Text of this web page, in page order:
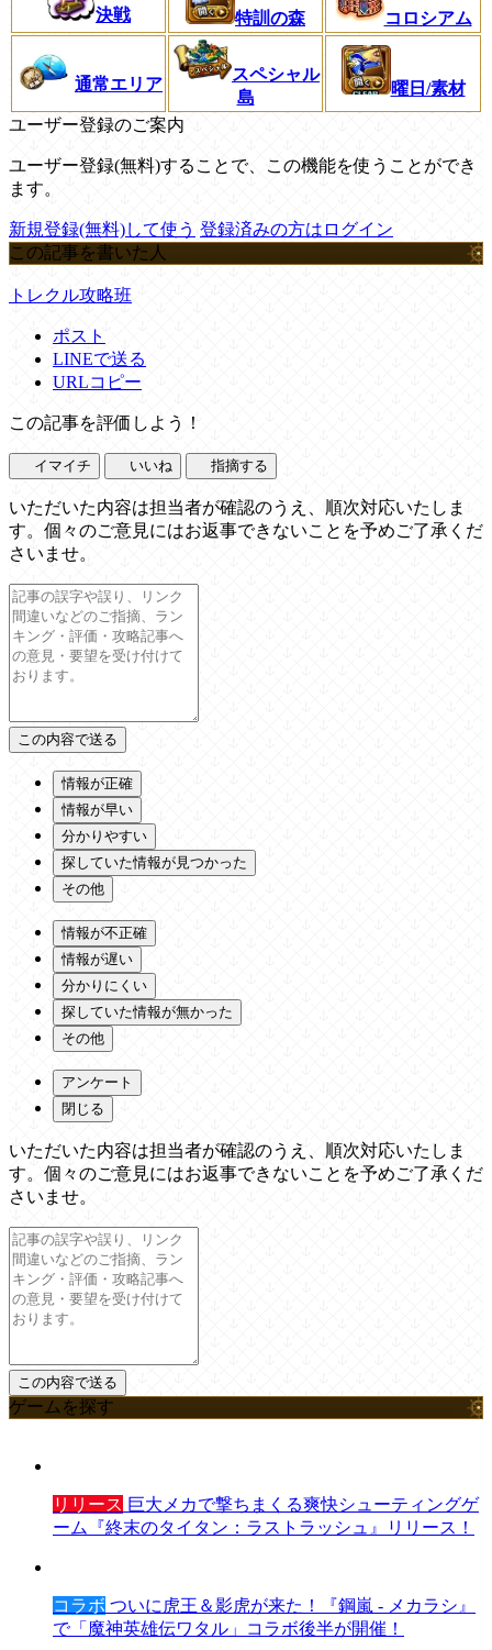
決戦 特訓の森 コロシアム
通常エリア
スペシャル
島
曜日/素材
ユーザー登録のご案内
ユーザー登録(無料)することで、この機能を使うことができ
ます。
新規登録(無料)して使う 登録済みの方はログイン
この記事を書いた人
トレクル攻略班
ポスト
LINEで送る
URLコピー
この記事を評価しよう！
イマイチ いいね 指摘する
いただいた内容は担当者が確認のうえ、順次対応いたしま
す。個々のご意見にはお返事できないことを予めご了承くだ
さいませ。
情報が正確
情報が早い
分かりやすい
探していた情報が見つかった
その他
情報が不正確
情報が遅い
分かりにくい
探していた情報が無かった
その他
アンケート
閉じる
いただいた内容は担当者が確認のうえ、順次対応いたしま
す。個々のご意見にはお返事できないことを予めご了承くだ
さいませ。
ゲームを探す
リリース 巨大メカで撃ちまくる爽快シューティングゲ
ーム『終末のタイタン：ラストラッシュ』リリース！
コラボ ついに虎王＆影虎が来た！『鋼嵐 - メカラシ』
で「魔神英雄伝ワタル」コラボ後半が開催！